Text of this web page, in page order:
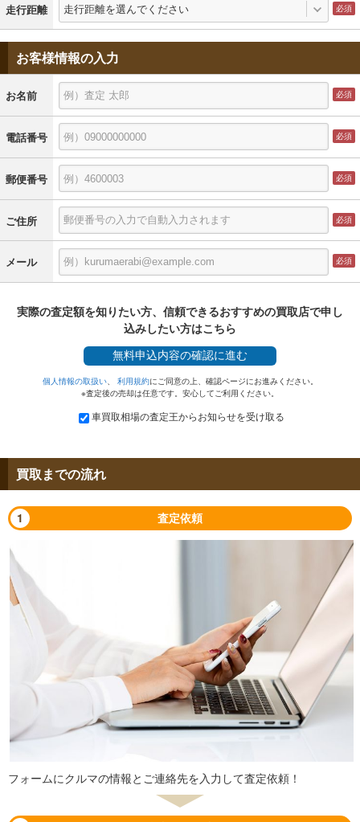
走行距離 走行距離を選んでください
お客様情報の入力
お名前
電話番号
郵便番号
ご住所
メール
実際の査定額を知りたい方、信頼できるおすすめの買取店で申し
込みしたい方はこちら
無料申込内容の確認に進む
個人情報の取扱い、 利用規約にご同意の上、確認ページにお進みください。
※査定後の売却は任意です。安心してご利用ください。
車買取相場の査定王からお知らせを受け取る
買取までの流れ
1 査定依頼
フォームにクルマの情報とご連絡先を入力して査定依頼！